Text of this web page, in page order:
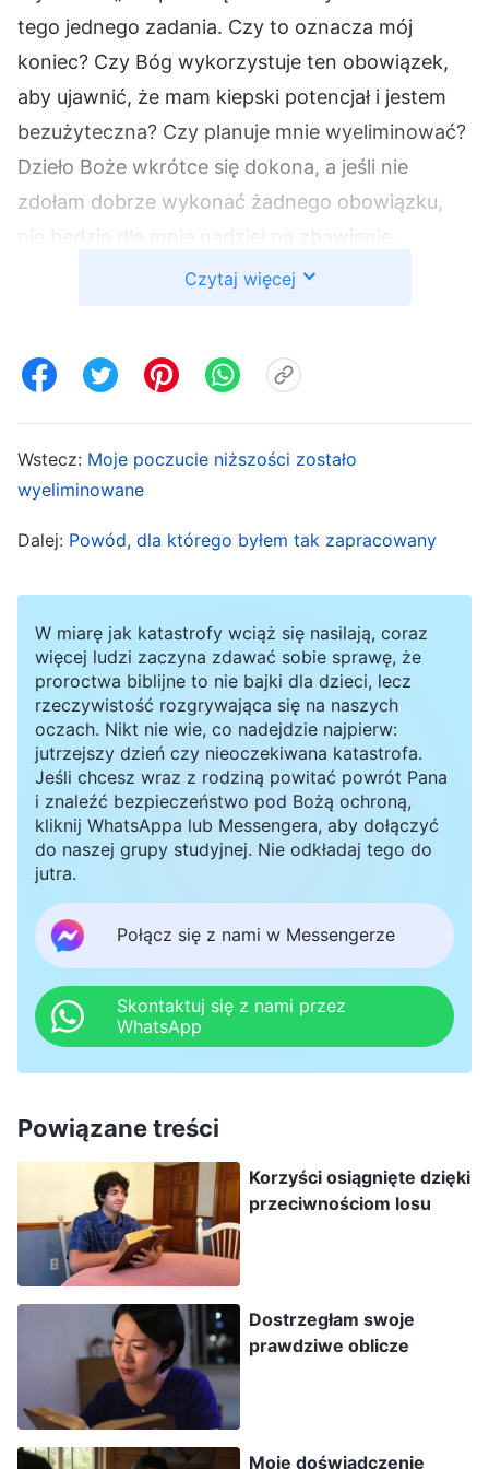
tego jednego zadania. Czy to oznacza mój
koniec? Czy Bóg wykorzystuje ten obowiązek,
aby ujawnić, że mam kiepski potencjał i jestem
bezużyteczna? Czy planuje mnie wyeliminować?
Dzieło Boże wkrótce się dokona, a jeśli nie
zdołam dobrze wykonać żadnego obowiązku,
nie będzie dla mnie nadziei na zbawienie.
Czyżby wszystkie te lata wiary miały pójść na
zrezygnować i zająć się jakimiś ogólnymi
przetrwać”. Czułam się naprawdę udręczona.
Spędzałam dni, wzdychając z rozpaczy i
swojego obowiązku. Nie chciało mi się też
związane z głoszeniem ewangelii; nie chciałam
też szukać prawdy, aby rozwiązywać problemy
przejawianego przeze mnie zepsucia. Sądziłam,
że z uwagi na mój kiepski potencjał dalsze
dążenia są skazane na porażkę. Od tamtej chwili
mój stan zaczął się pogarszać. Nie potrafiłam
rozwiązywać problemów, a rezultaty mojej pracy
jeszcze bardziej się obniżyły. Pod koniec
każdego dnia byłam wyczerpana fizycznie i
psychicznie, a około ósmej lub dziewiątej
wieczorem robiłam się senna. Stałam się bardzo
bierna w wykonywaniu obowiązku, a nawet
kilkukrotnie zapomniałam o potencjalnych
odbiorcach ewangelii, z którymi miałam
wzrosło jeszcze bardziej. Powiedziałam mojej
córce: „Mój potencjał jest tak marny, że nie
potrafię dobrze wykonywać żadnego
obowiązku. Ty powinnaś nie ustawać w
dążeniach, a ja po prostu podejmę się obowiązku
udzielania gościny i będę świadczyła jakieś
usługi”. Moja córka omówiła to wówczas ze mną:
„Mamo, Bóg nigdy nie powiedział, że człowiek o
kiepskim potencjale nie może zostać zbawiony.
Bóg brzydzi się zepsutym usposobieniem. O ile
Czytaj więcej
Wstecz: Moje poczucie niższości zostało
wyeliminowane
Dalej: Powód, dla którego byłem tak zapracowany
W miarę jak katastrofy wciąż się nasilają, coraz
więcej ludzi zaczyna zdawać sobie sprawę, że
proroctwa biblijne to nie bajki dla dzieci, lecz
rzeczywistość rozgrywająca się na naszych
oczach. Nikt nie wie, co nadejdzie najpierw:
jutrzejszy dzień czy nieoczekiwana katastrofa.
Jeśli chcesz wraz z rodziną powitać powrót Pana
i znaleźć bezpieczeństwo pod Bożą ochroną,
kliknij WhatsAppa lub Messengera, aby dołączyć
do naszej grupy studyjnej. Nie odkładaj tego do
jutra.
Połącz się z nami w Messengerze
Skontaktuj się z nami przez
WhatsApp
Powiązane treści
Korzyści osiągnięte dzięki
przeciwnościom losu
Dostrzegłam swoje
prawdziwe oblicze
Moje doświadczenie